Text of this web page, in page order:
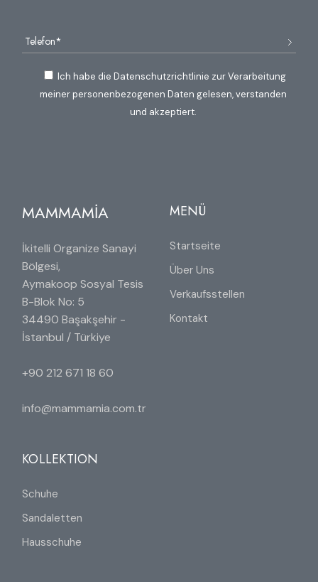
Ich habe die Datenschutzrichtlinie zur Verarbeitung
meiner personenbezogenen Daten gelesen, verstanden
und akzeptiert.
MAMMAMİA
İkitelli Organize Sanayi
Bölgesi,
Aymakoop Sosyal Tesis
B-Blok No: 5
34490 Başakşehir -
İstanbul / Türkiye
+90 212 671 18 60
info@mammamia.com.tr
MENÜ
Startseite
Über Uns
Verkaufsstellen
Kontakt
KOLLEKTION
Schuhe
Sandaletten
Hausschuhe